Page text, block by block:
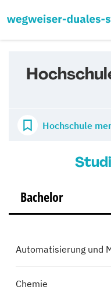
Hochschule
Bachelor
Automatisierung und
Chemie